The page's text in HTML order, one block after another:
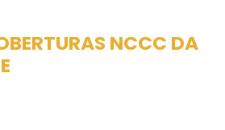
NCCC DA